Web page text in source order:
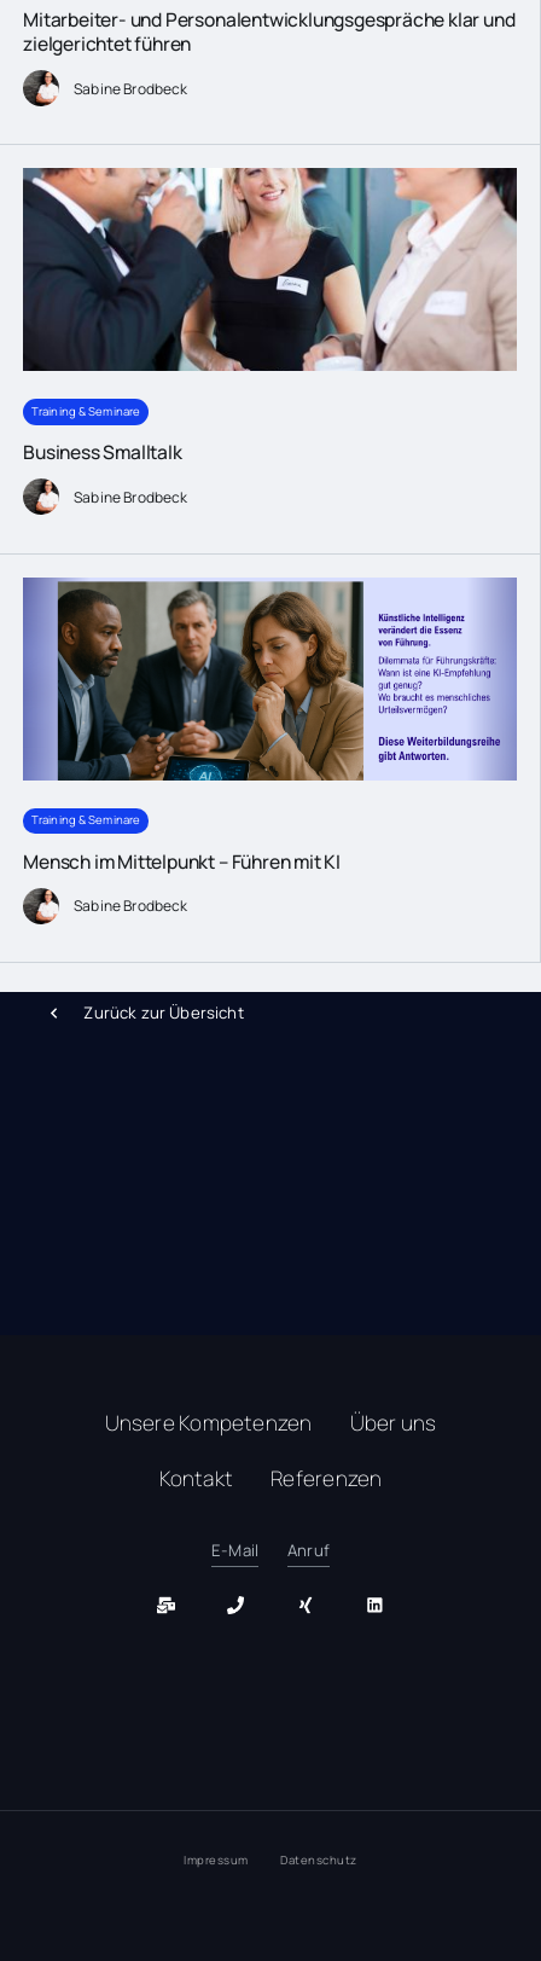
Mitarbeiter- und Personalentwicklungsgespräche klar und
zielgerichtet führen
Sabine Brodbeck
Training & Seminare
Business Smalltalk
Sabine Brodbeck
Training & Seminare
Mensch im Mittelpunkt – Führen mit KI
Sabine Brodbeck
Zurück zur Übersicht
Unsere Kompetenzen
Über uns
Kontakt
Referenzen
E-Mail Anruf
Impressum Datenschutz